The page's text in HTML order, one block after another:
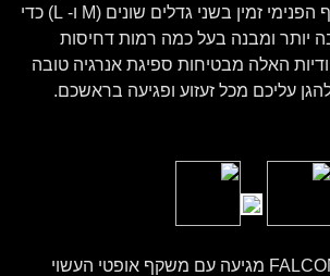
ריפוד הספוג המוקצף הפנימי זמין בשני גדלים שונים (M ו- L) כדי
יותר ומבנה בעל כמה רמות דחיסות
האלה מבטיחות ספיגת אנרגיה טובה
להגן עליכם מכל זעזוע ופגיעה בראשכם.
הקסדה לאופנוע FALCON 2 מגיעה עם משקף אופטי העשוי